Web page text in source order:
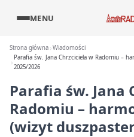
MENU
Strona główna Wiadomości
Parafia św. Jana Chrzciciela w Radomiu –
2025/2026
Parafia św. Jana
Radomiu –
(wizyt